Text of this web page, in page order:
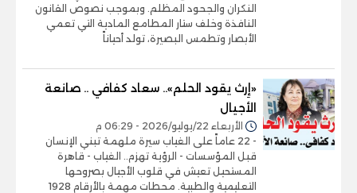
النكران والجحود المظلم. وبموجب نصوص القانون
النافذة وخلف ستار المطامع المادية التي تعمي
الأبصار وتطمس البصيرة، تولد أحياناً
«إِرث يقود الحلم».. سعاد كفافي .. صانعة
الأجيال
الأربعاء 22/يوليو/2026 - 06:29 م
- 22 عاماً على الغياب سيرة ملهمة تبني الإنسان
قبل المؤسسات - الرؤية تهزم.. الغياب - قاهرة
المستحيل تعيش في قلوب الأجيال بصروحها
التعليمية والطبية. محطات مهمة بالأرقام 1928